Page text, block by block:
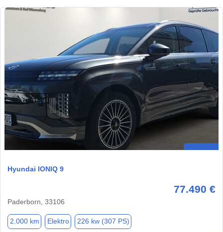
Hyundai IONIQ 9
77.490 €
Paderborn, 33106
2.000 km Elektro 226 kw (307 PS)